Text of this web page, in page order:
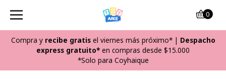
Compra y recibe gratisel viernes más próximo*| Despacho
express gratuito* en compras desde $15.000
*Solo para Coyhaique
0